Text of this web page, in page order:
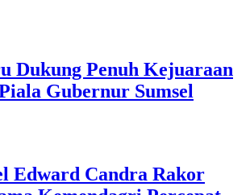
Dukung Penuh Kejuaraan
Gubernur Sumsel
Edward Candra Rakor